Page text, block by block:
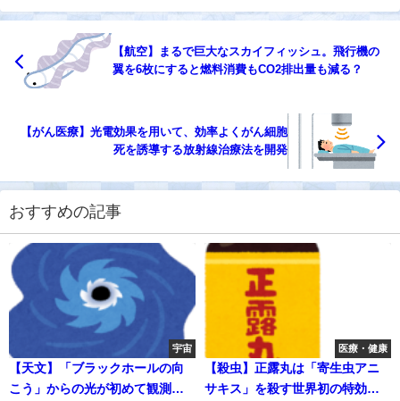
【航空】まるで巨大なスカイフィッシュ。飛行機の
翼を6枚にすると燃料消費もCO2排出量も減る？
【がん医療】光電効果を用いて、効率よくがん細胞
死を誘導する放射線治療法を開発
おすすめの記事
宇宙
【天文】「ブラックホールの向
こう」からの光が初めて観測さ
医療・健康
【殺虫】正露丸は「寄生虫アニ
サキス」を殺す世界初の特効薬